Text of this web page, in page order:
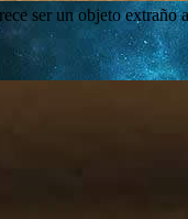
ser un objeto